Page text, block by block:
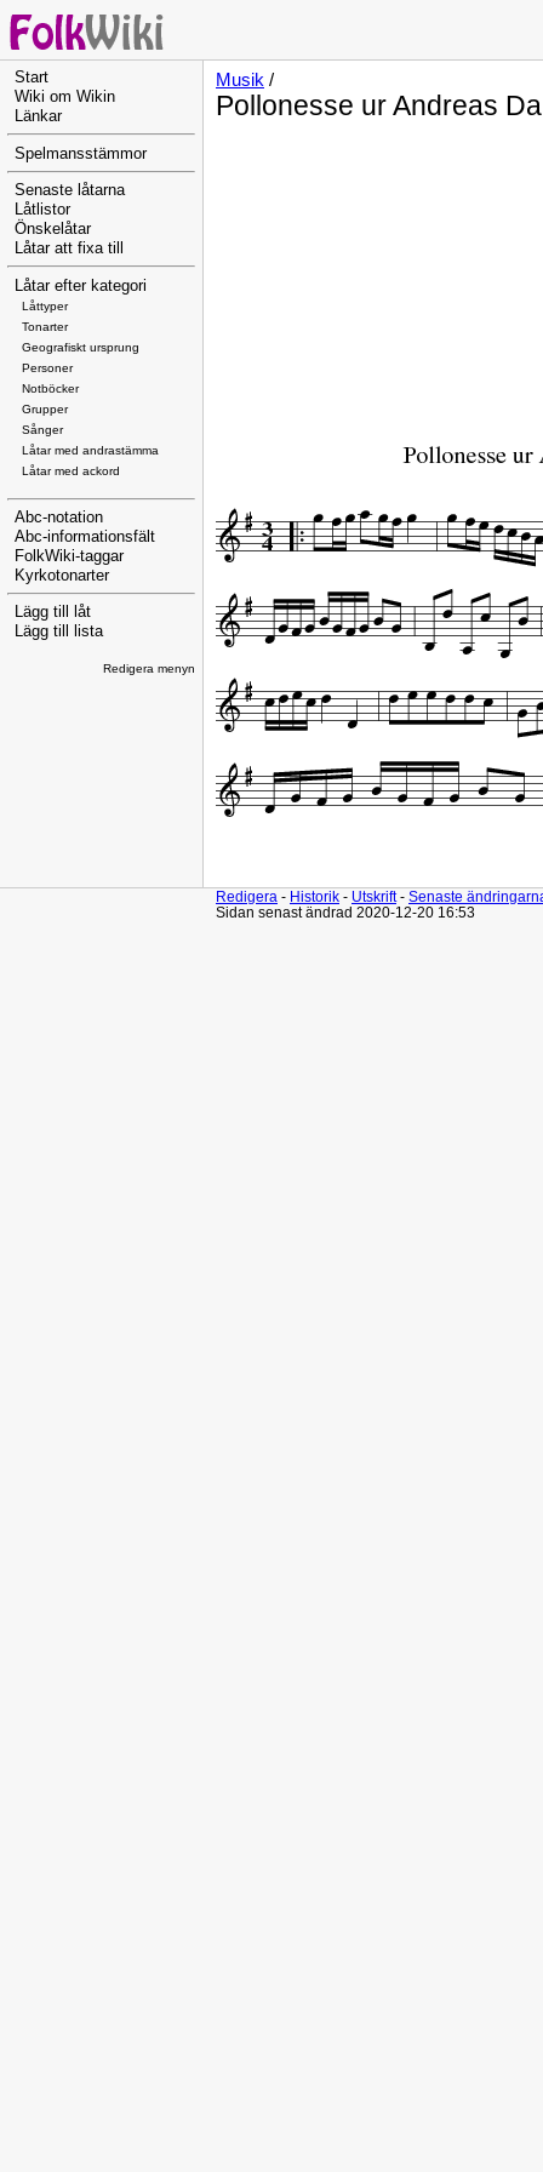
Start
Wiki om Wikin
Länkar
Spelmansstämmor
Senaste låtarna
Låtlistor
Önskelåtar
Låtar att fixa till
Låtar efter kategori
Låttyper
Tonarter
Geografiskt ursprung
Personer
Notböcker
Grupper
Sånger
Låtar med andrastämma
Låtar med ackord
Abc-notation
Abc-informationsfält
FolkWiki-taggar
Kyrkotonarter
Lägg till låt
Lägg till lista
Redigera menyn
Musik /
Pollonesse ur Andreas
Redigera - Historik - Utskrift- Senaste
Sidan senast ändrad 2020-12-20 16:53